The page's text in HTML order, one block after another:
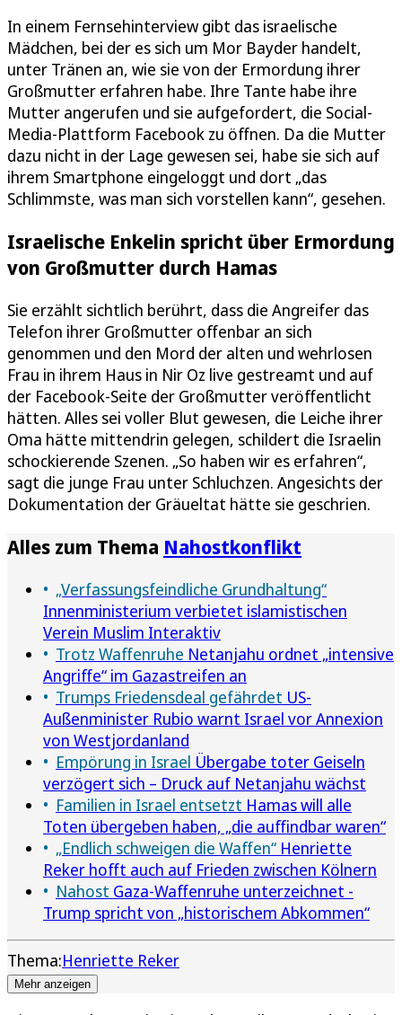
In einem Fernsehinterview gibt das israelische
Mädchen, bei der es sich um Mor Bayder handelt,
unter Tränen an, wie sie von der Ermordung ihrer
Großmutter erfahren habe. Ihre Tante habe ihre
Mutter angerufen und sie aufgefordert, die Social-
Media-Plattform Facebook zu öffnen. Da die Mutter
dazu nicht in der Lage gewesen sei, habe sie sich auf
ihrem Smartphone eingeloggt und dort „das
Schlimmste, was man sich vorstellen kann“, gesehen.
Israelische Enkelin spricht über Ermordung
von Großmutter durch Hamas
Sie erzählt sichtlich berührt, dass die Angreifer das
Telefon ihrer Großmutter offenbar an sich
genommen und den Mord der alten und wehrlosen
Frau in ihrem Haus in Nir Oz live gestreamt und auf
der Facebook-Seite der Großmutter veröffentlicht
hätten. Alles sei voller Blut gewesen, die Leiche ihrer
Oma hätte mittendrin gelegen, schildert die Israelin
schockierende Szenen. „So haben wir es erfahren“,
sagt die junge Frau unter Schluchzen. Angesichts der
Dokumentation der Gräueltat hätte sie geschrien.
Alles zum Thema Nahostkonflikt
„Verfassungsfeindliche Grundhaltung“
Innenministerium verbietet islamistischen
Verein Muslim Interaktiv
Trotz Waffenruhe Netanjahu ordnet „intensive
Angriffe“ im Gazastreifen an
Trumps Friedensdeal gefährdet US-
Außenminister Rubio warnt Israel vor Annexion
von Westjordanland
Empörung in Israel Übergabe toter Geiseln
verzögert sich – Druck auf Netanjahu wächst
Familien in Israel entsetzt Hamas will alle
Toten übergeben haben, „die auffindbar waren“
„Endlich schweigen die Waffen“ Henriette
Reker hofft auch auf Frieden zwischen Kölnern
Nahost Gaza-Waffenruhe unterzeichnet -
Trump spricht von „historischem Abkommen“
Thema:Henriette Reker
Mehr anzeigen